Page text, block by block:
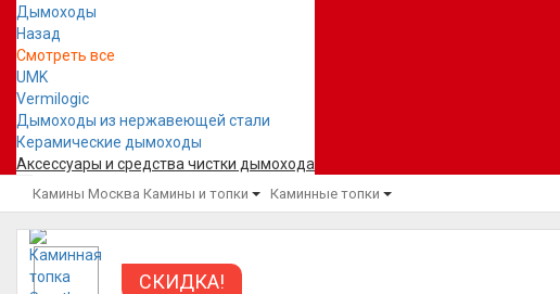
Дымоходы
Назад
Смотреть все
UMK
Vermilogic
Дымоходы из нержавеющей стали
Керамические дымоходы
Аксессуары и средства чистки дымохода
Камины Москва Камины и топки Каминные топки
СКИДКА!